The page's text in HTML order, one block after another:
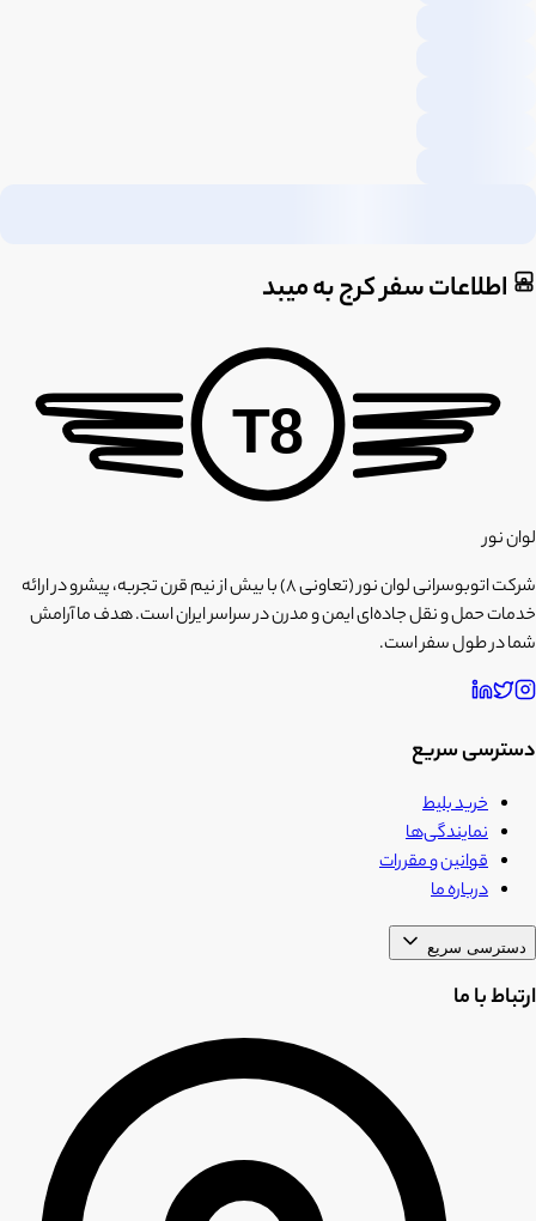
اطلاعات سفر کرج به میبد
T8
لوان نور
شرکت اتوبوسرانی لوان نور (تعاونی ۸) با بیش از نیم قرن تجربه، پیشرو در ارائه
خدمات حمل و نقل جاده‌ای ایمن و مدرن در سراسر ایران است. هدف ما آرامش
شما در طول سفر است.
دسترسی سریع
خرید بلیط
نمایندگی‌ها
قوانین و مقررات
درباره ما
دسترسی سریع
ارتباط با ما